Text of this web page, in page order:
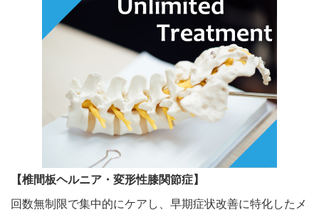
【椎間板ヘルニア・変形性膝関節症】
回数無制限で集中的にケアし、早期症状改善に特化したメ